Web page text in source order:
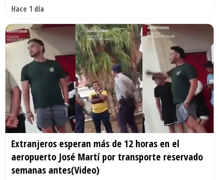
Hace 1 día
Extranjeros esperan más de 12 horas en el
aeropuerto José Martí por transporte reservado
semanas antes(Video)